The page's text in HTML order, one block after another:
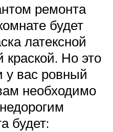
ремонта
будет
латексной
краской. Но это
у вас ровный
необходимо
будет: